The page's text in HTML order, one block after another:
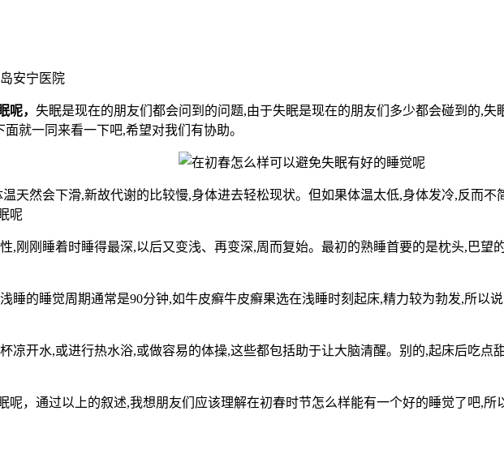
安宁医院
呢， 失眠是现在的朋友们都会问到的问题,由于失眠是现在的朋友们多少都会碰到的,
就一同来看一下吧,希望对我们有协助。
天然会下滑,新故代谢的比较慢,身体进去轻松现状。但如果体温太低,身体发冷,反而不
呢
,刚刚睡着时睡得最深,以后又变浅、再变深,周而复始。最初的熟睡首要的是枕头,巴
睡的睡觉周期通常是90分钟,如牛皮癣牛皮癣果选在浅睡时刻起床,精力较为勃发,所以
凉开水,或进行热水浴,或做容易的体操,这些都包括助于让大脑清醒。别的,起床后吃点
通过以上的叙述,我想朋友们应该理解在初春时节怎么样能有一个好的睡觉了吧,所